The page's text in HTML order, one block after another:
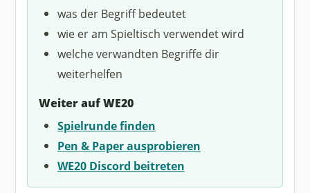
was der Begriff bedeutet
wie er am Spieltisch verwendet wird
welche verwandten Begriffe dir
weiterhelfen
Weiter auf WE20
Spielrunde finden
Pen & Paper ausprobieren
WE20 Discord beitreten